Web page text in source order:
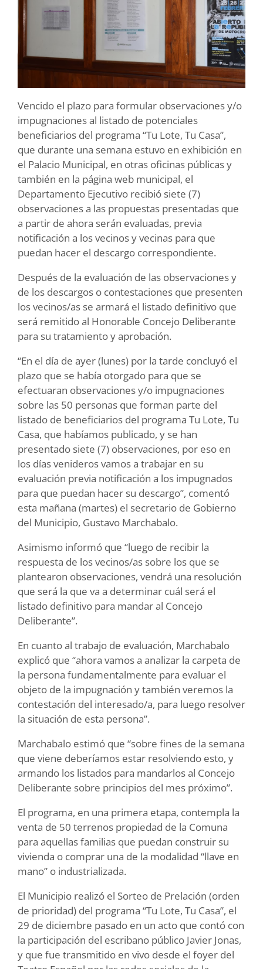
Vencido el plazo para formular observaciones y/o
impugnaciones al listado de potenciales
beneficiarios del programa “Tu Lote, Tu Casa”,
que durante una semana estuvo en exhibición en
el Palacio Municipal, en otras oficinas públicas y
también en la página web municipal, el
Departamento Ejecutivo recibió siete (7)
observaciones a las propuestas presentadas que
a partir de ahora serán evaluadas, previa
notificación a los vecinos y vecinas para que
puedan hacer el descargo correspondiente.
Después de la evaluación de las observaciones y
de los descargos o contestaciones que presenten
los vecinos/as se armará el listado definitivo que
será remitido al Honorable Concejo Deliberante
para su tratamiento y aprobación.
“En el día de ayer (lunes) por la tarde concluyó el
plazo que se había otorgado para que se
efectuaran observaciones y/o impugnaciones
sobre las 50 personas que forman parte del
listado de beneficiarios del programa Tu Lote, Tu
Casa, que habíamos publicado, y se han
presentado siete (7) observaciones, por eso en
los días venideros vamos a trabajar en su
evaluación previa notificación a los impugnados
para que puedan hacer su descargo”, comentó
esta mañana (martes) el secretario de Gobierno
del Municipio, Gustavo Marchabalo.
Asimismo informó que “luego de recibir la
respuesta de los vecinos/as sobre los que se
plantearon observaciones, vendrá una resolución
que será la que va a determinar cuál será el
listado definitivo para mandar al Concejo
Deliberante”.
En cuanto al trabajo de evaluación, Marchabalo
explicó que “ahora vamos a analizar la carpeta de
la persona fundamentalmente para evaluar el
objeto de la impugnación y también veremos la
contestación del interesado/a, para luego resolver
la situación de esta persona”.
Marchabalo estimó que “sobre fines de la semana
que viene deberíamos estar resolviendo esto, y
armando los listados para mandarlos al Concejo
Deliberante sobre principios del mes próximo”.
El programa, en una primera etapa, contempla la
venta de 50 terrenos propiedad de la Comuna
para aquellas familias que puedan construir su
vivienda o comprar una de la modalidad “llave en
mano” o industrializada.
El Municipio realizó el Sorteo de Prelación (orden
de prioridad) del programa “Tu Lote, Tu Casa”, el
29 de diciembre pasado en un acto que contó con
la participación del escribano público Javier Jonas,
y que fue transmitido en vivo desde el foyer del